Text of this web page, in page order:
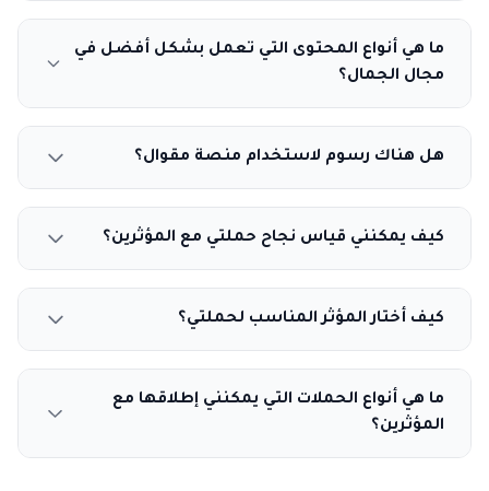
ما هي أنواع المحتوى التي تعمل بشكل أفضل في
مجال الجمال؟
هل هناك رسوم لاستخدام منصة مقوال؟
كيف يمكنني قياس نجاح حملتي مع المؤثرين؟
كيف أختار المؤثر المناسب لحملتي؟
ما هي أنواع الحملات التي يمكنني إطلاقها مع
المؤثرين؟